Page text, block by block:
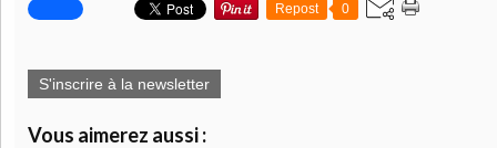
Repost 0
S'inscrire à la newsletter
Vous aimerez aussi :